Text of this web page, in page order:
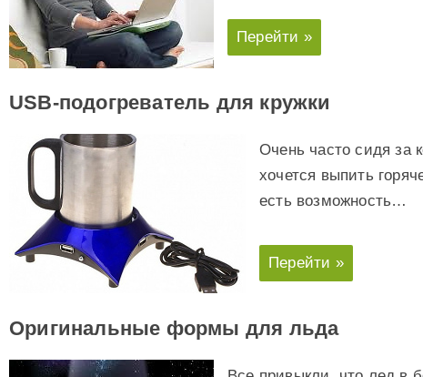
Перейти »
USB-подогреватель для кружки
Очень часто сидя за
хочется выпить
есть возможность…
Перейти »
Оригинальные формы для льда